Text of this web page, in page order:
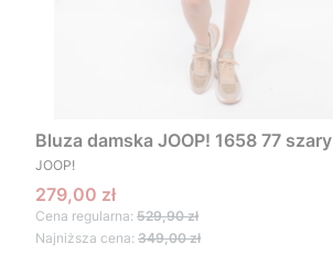
Bluza damska JOOP! 1658 77 szary
PRODUCENT
JOOP!
Cena promocyjna
279,00 zł
Cena regularna: 529,90 zł
Najniższa cena: 349,00 zł